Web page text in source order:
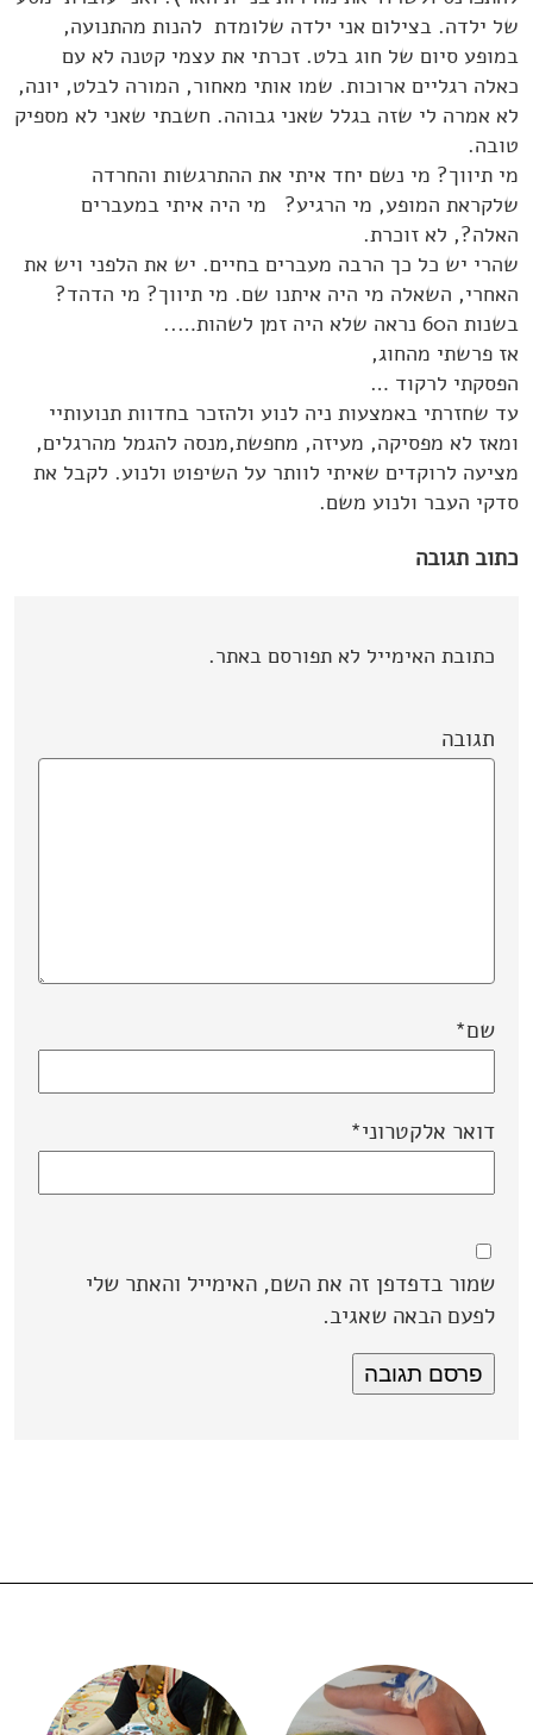
של ילדה. בצילום אני ילדה שלומדת להנות מהתנועה,
במופע סיום של חוג בלט. זכרתי את עצמי קטנה לא עם
כאלה רגליים ארוכות. שמו אותי מאחור, המורה לבלט, יונה,
לא אמרה לי שזה בגלל שאני גבוהה. חשבתי שאני לא מספיק
טובה.
מי תיווך? מי נשם יחד איתי את ההתרגשות והחרדה
שלקראת המופע, מי הרגיע? מי היה איתי במעברים
האלה?, לא זוכרת.
שהרי יש כל כך הרבה מעברים בחיים. יש את הלפני ויש את
האחרי, השאלה מי היה איתנו שם. מי תיווך? מי הדהד?
בשנות ה60 נראה שלא היה זמן לשהות…..
אז פרשתי מהחוג,
הפסקתי לרקוד …
עד שחזרתי באמצעות ניה לנוע ולהזכר בחדוות תנועותיי
ומאז לא מפסיקה, מעיזה, מחפשת,מנסה להגמל מהרגלים,
מציעה לרוקדים שאיתי לוותר על השיפוט ולנוע. לקבל את
סדקי העבר ולנוע משם.
כתוב תגובה
כתובת האימייל לא תפורסם באתר.
תגובה
שם*
דואר אלקטרוני*
שמור בדפדפן זה את השם, האימייל והאתר שלי
לפעם הבאה שאגיב.